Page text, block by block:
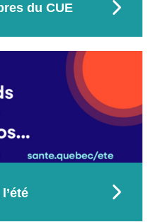
du CUE